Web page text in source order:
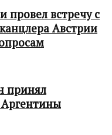
провел встречу с
Австрии
принял